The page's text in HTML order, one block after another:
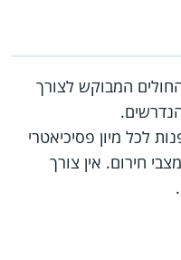
המבוקש לצורך
לכל מיון פסיכיאטרי
חירום. אין צורך